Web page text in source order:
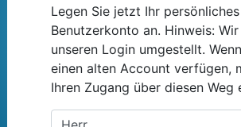
Legen Sie jetzt Ihr persönliches
Benutzerkonto an. Hinweis:
unseren Login umgestellt.
einen alten Account verfügen,
Ihren Zugang über diesen Weg
Anrede